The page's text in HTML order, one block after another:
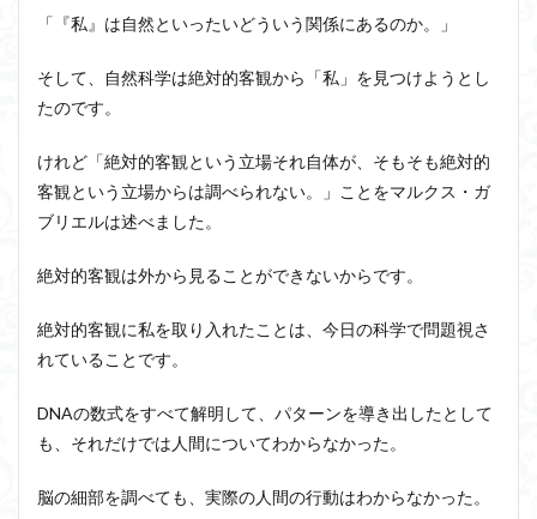
「 『私』は自然といったいどういう関係にあるのか。」
そして、自然科学は絶対的客観から「私」を見つけようとし
たのです。
けれど「絶対的客観という立場それ自体が、そもそも絶対的
客観という立場からは調べられない。
」ことをマルクス・ガ
ブリエルは述べました。
絶対的客観は外から見ることができないからです。
絶対的客観に私を取り入れたことは、今日の科学で問題視さ
れていることです。
DNAの数式をすべて解明して、パターンを導き出したとして
も、それだけでは人間についてわからなかった。
脳の細部を調べても、実際の人間の行動はわからなかった。